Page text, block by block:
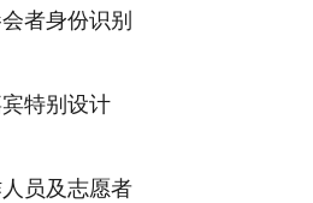
者身份识别
特别设计
员及志愿者